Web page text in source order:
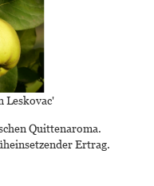
Leskovac'
Quittenaroma.
Ertrag.